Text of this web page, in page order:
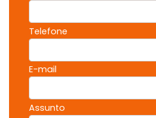
Telefone
E-mail
Assunto